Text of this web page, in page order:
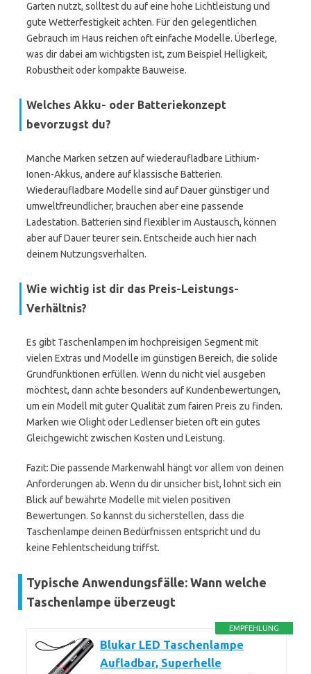
Garten nutzt, solltest du auf eine hohe Lichtleistung und
gute Wetterfestigkeit achten. Für den gelegentlichen
Gebrauch im Haus reichen oft einfache Modelle. Überlege,
was dir dabei am wichtigsten ist, zum Beispiel Helligkeit,
Robustheit oder kompakte Bauweise.
Welches Akku- oder Batteriekonzept
bevorzugst du?
Manche Marken setzen auf wiederaufladbare Lithium-
Ionen-Akkus, andere auf klassische Batterien.
Wiederaufladbare Modelle sind auf Dauer günstiger und
umweltfreundlicher, brauchen aber eine passende
Ladestation. Batterien sind flexibler im Austausch, können
aber auf Dauer teurer sein. Entscheide auch hier nach
deinem Nutzungsverhalten.
Wie wichtig ist dir das Preis-Leistungs-
Verhältnis?
Es gibt Taschenlampen im hochpreisigen Segment mit
vielen Extras und Modelle im günstigen Bereich, die solide
Grundfunktionen erfüllen. Wenn du nicht viel ausgeben
möchtest, dann achte besonders auf Kundenbewertungen,
um ein Modell mit guter Qualität zum fairen Preis zu finden.
Marken wie Olight oder Ledlenser bieten oft ein gutes
Gleichgewicht zwischen Kosten und Leistung.
Fazit: Die passende Markenwahl hängt vor allem von deinen
Anforderungen ab. Wenn du dir unsicher bist, lohnt sich ein
Blick auf bewährte Modelle mit vielen positiven
Bewertungen. So kannst du sicherstellen, dass die
Taschenlampe deinen Bedürfnissen entspricht und du
keine Fehlentscheidung triffst.
Typische Anwendungsfälle: Wann welche
Taschenlampe überzeugt
EMPFEHLUNG
Blukar LED Taschenlampe
Aufladbar, Superhelle